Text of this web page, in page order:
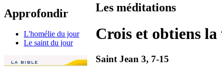
Approfondir
L'homélie du jour
Le saint du jour
Les méditations
Crois et obtiens
Saint Jean 3, 7-15